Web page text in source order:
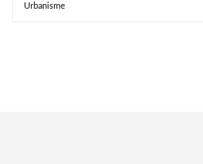
Urbanisme